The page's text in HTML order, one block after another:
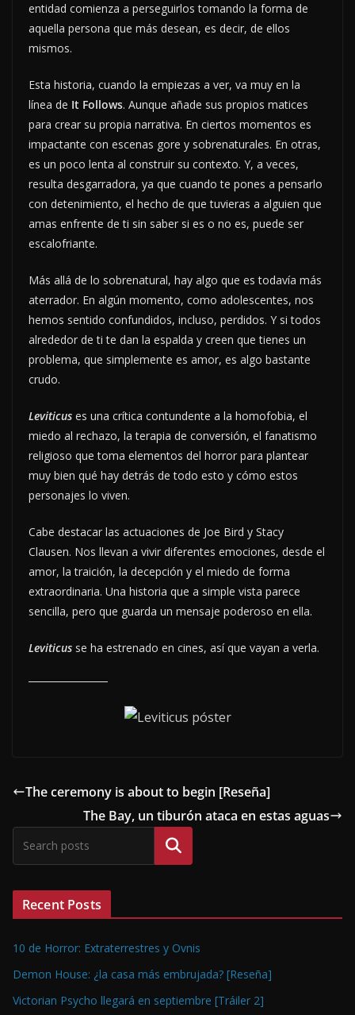
entidad comienza a perseguirlos tomando la forma de
aquella persona que más desean, es decir, de ellos
mismos.
Esta historia, cuando la empiezas a ver, va muy en la
línea de It Follows. Aunque añade sus propios matices
para crear su propia narrativa. En ciertos momentos es
impactante con escenas gore y sobrenaturales. En otras,
es un poco lenta al construir su contexto. Y, a veces,
resulta desgarradora, ya que cuando te pones a pensarlo
con detenimiento, el hecho de que tuvieras a alguien que
amas enfrente de ti sin saber si es o no es, puede ser
escalofriante.
Más allá de lo sobrenatural, hay algo que es todavía más
aterrador. En algún momento, como adolescentes, nos
hemos sentido confundidos, incluso, perdidos. Y si todos
alrededor de ti te dan la espalda y creen que tienes un
problema, que simplemente es amor, es algo bastante
crudo.
Leviticus es una crítica contundente a la homofobia, el
miedo al rechazo, la terapia de conversión, el fanatismo
religioso que toma elementos del horror para plantear
muy bien qué hay detrás de todo esto y cómo estos
personajes lo viven.
Cabe destacar las actuaciones de Joe Bird y Stacy
Clausen. Nos llevan a vivir diferentes emociones, desde el
amor, la traición, la decepción y el miedo de forma
extraordinaria. Una historia que a simple vista parece
sencilla, pero que guarda un mensaje poderoso en ella.
Leviticus se ha estrenado en cines, así que vayan a verla.
The ceremony is about to begin [Reseña]
The Bay, un tiburón ataca en estas aguas
Buscar
Recent Posts
10 de Horror: Extraterrestres y Ovnis
Demon House: ¿la casa más embrujada? [Reseña]
Victorian Psycho llegará en septiembre [Tráiler 2]